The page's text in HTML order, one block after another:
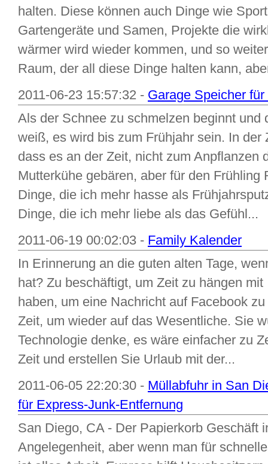
halten. Diese können auch Dinge wie
Gartengeräte und Samen, Projekte die
wärmer wird wieder kommen, und so
Raum, der all diese Dinge halten kann,
2011-06-23 15:57:32 - Garage Speicher
Als der Schnee zu schmelzen beginnt und
weiß, es wird bis zum Frühjahr sein. In der
dass es an der Zeit, nicht zum Anpflanzen
Mutterkühe gebären, aber für den
Dinge, die ich mehr hasse als
Dinge, die ich mehr liebe als das Gefühl...
2011-06-19 00:02:03 - Family Kalender
In Erinnerung an die guten alten Tage,
hat? Zu beschäftigt, um Zeit zu hängen
haben, um eine Nachricht auf Facebook
Zeit, um wieder auf das Wesentliche. Sie
Technologie denke, es wäre einfacher zu
Zeit und erstellen Sie Urlaub mit der...
2011-06-05 22:20:30 - Müllabfuhr in San
für Express-Junk-Entfernung
San Diego, CA - Der Papierkorb Geschäft
Angelegenheit, aber wenn man für